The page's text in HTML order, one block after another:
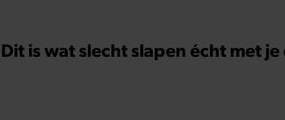
Dit is wat slecht slapen écht met